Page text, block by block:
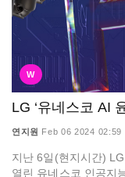
W
LG ‘유네스코 AI
연지원 Feb 06 2024 02:59
지난 6일(현지시간)
열린 유네스코 인공지